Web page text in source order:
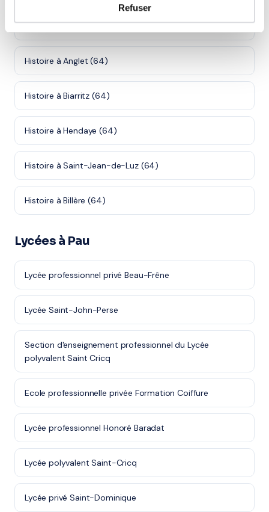
Refuser
Histoire à Bayonne (64)
Histoire à Anglet (64)
Histoire à Biarritz (64)
Histoire à Hendaye (64)
Histoire à Saint-Jean-de-Luz (64)
Histoire à Billère (64)
Lycées à Pau
Lycée professionnel privé Beau-Frêne
Lycée Saint-John-Perse
Section d'enseignement professionnel du Lycée
polyvalent Saint Cricq
Ecole professionnelle privée Formation Coiffure
Lycée professionnel Honoré Baradat
Lycée polyvalent Saint-Cricq
Lycée privé Saint-Dominique